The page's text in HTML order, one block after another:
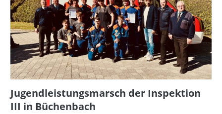
Jugendleistungsmarsch der Inspektion
III in Büchenbach